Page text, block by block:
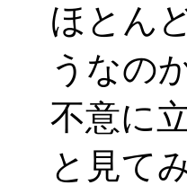
ほとん
うなの
不意に
と見て